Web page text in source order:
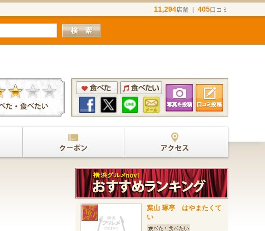
11,294店舗 ｜ 405口コミ
葉山 琢亭 はやまたくて
い